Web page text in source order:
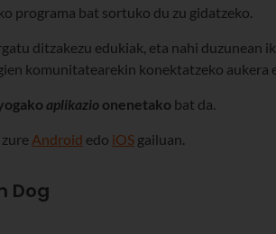
programa bat sortuko du zu gidatzeko.
ditzakezu edukiak, eta nahi duzunean
komunitatearekin konektatzeko aukera
aplikazio onenetako bat da.
Android edo iOS gailuan.
Dog